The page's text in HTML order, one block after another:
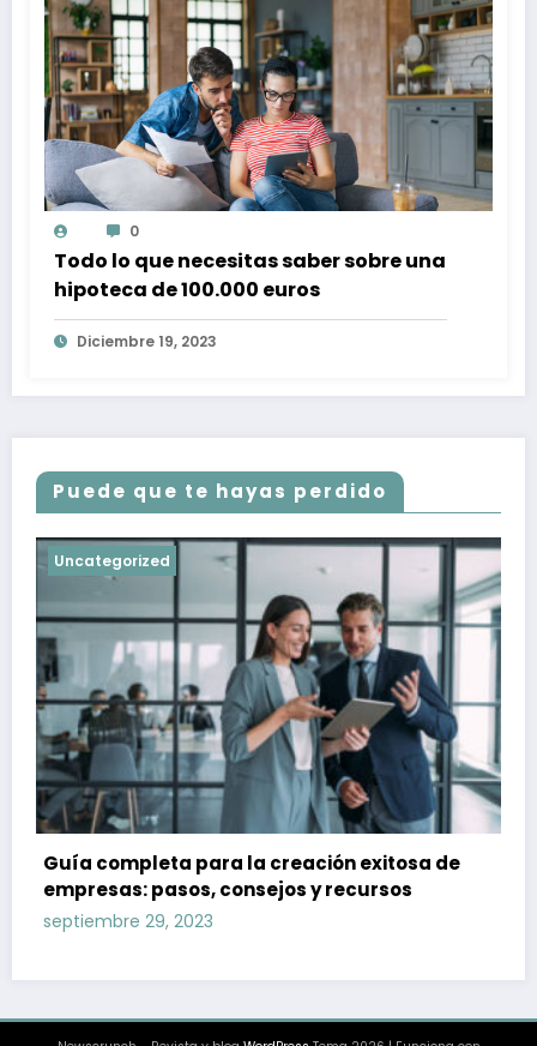
0
Todo lo que necesitas saber sobre una
hipoteca de 100.000 euros
Diciembre 19, 2023
Puede que te hayas perdido
Uncategorized
Guía completa para la creación exitosa de
empresas: pasos, consejos y recursos
septiembre 29, 2023